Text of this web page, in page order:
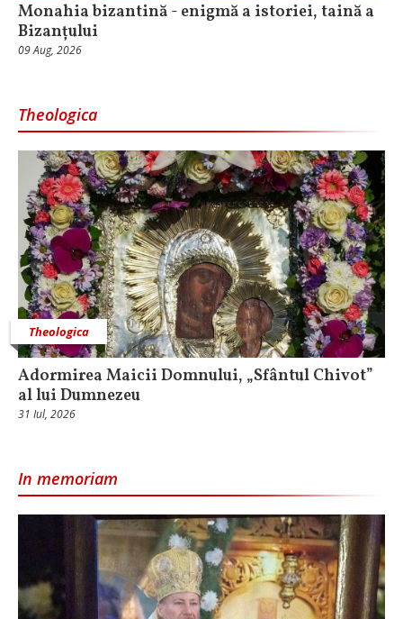
Monahia bizantină - enigmă a istoriei, taină a
Bizanțului
09 Aug, 2026
Theologica
Theologica
Adormirea Maicii Domnului, „Sfântul Chivot”
al lui Dumnezeu
31 Iul, 2026
In memoriam